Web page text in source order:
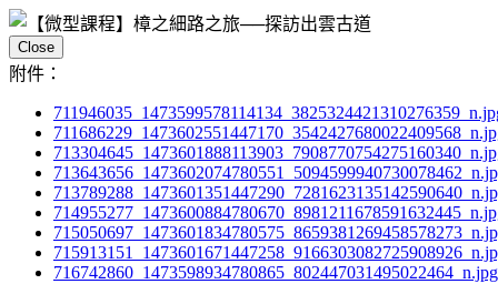
Close
附件：
716742860_1473598934780865_802447031495022464_n.jpg